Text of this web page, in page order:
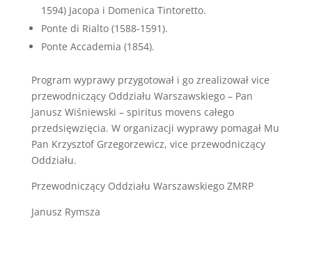
1594) Jacopa i Domenica Tintoretto.
Ponte di Rialto (1588-1591).
Ponte Accademia (1854).
Program wyprawy przygotował i go zrealizował vice
przewodniczący Oddziału Warszawskiego – Pan
Janusz Wiśniewski – spiritus movens całego
przedsięwzięcia. W organizacji wyprawy pomagał Mu
Pan Krzysztof Grzegorzewicz, vice przewodniczący
Oddziału.
Przewodniczący Oddziału Warszawskiego ZMRP
Janusz Rymsza